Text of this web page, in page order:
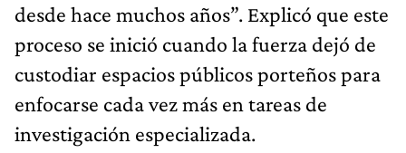
desde hace muchos años”. Explicó que este
proceso se inició cuando la fuerza dejó de
custodiar espacios públicos porteños para
enfocarse cada vez más en tareas de
investigación especializada.